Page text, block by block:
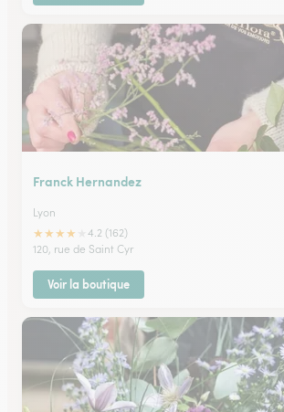
Franck Hernandez
Lyon
★★★★
4.2 (162)
120, rue de Saint Cyr
Voir la boutique